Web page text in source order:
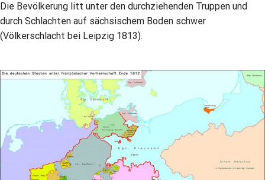
Die Bevölkerung litt unter den durchziehenden Truppen und
durch Schlachten auf sächsischem Boden schwer
(Völkerschlacht bei Leipzig 1813).